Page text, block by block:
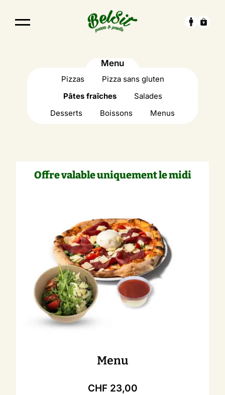
Menu
Pizzas
Pizza sans gluten
Pâtes fraîches
Salades
Desserts
Boissons Menus
Menu
CHF23,00
Offre valable uniquement le midi